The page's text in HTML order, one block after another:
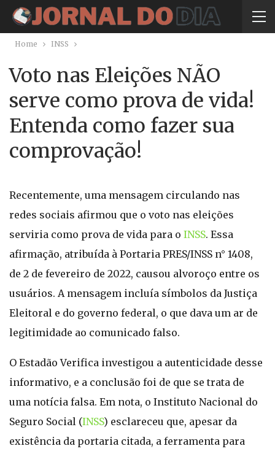
Home INSS
Voto nas Eleições NÃO
serve como prova de vida!
Entenda como fazer sua
comprovação!
Recentemente, uma mensagem circulando nas
redes sociais afirmou que o voto nas eleições
serviria como prova de vida para o INSS. Essa
afirmação, atribuída à Portaria PRES/INSS n° 1408,
de 2 de fevereiro de 2022, causou alvoroço entre os
usuários. A mensagem incluía símbolos da Justiça
Eleitoral e do governo federal, o que dava um ar de
legitimidade ao comunicado falso.
O Estadão Verifica investigou a autenticidade desse
informativo, e a conclusão foi de que se trata de
uma notícia falsa. Em nota, o Instituto Nacional do
Seguro Social (INSS) esclareceu que, apesar da
existência da portaria citada, a ferramenta para